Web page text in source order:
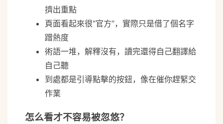
擠出重點
頁面看起來很“官方”，實際只是借了個名字
蹭熱度
術語一堆，解釋沒有，讀完還得自己翻譯給
自己聽
到處都是引導點擊的按鈕，像在催你趕緊交
作業
怎么看才不容易被忽悠？